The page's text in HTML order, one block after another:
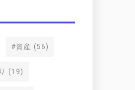
#資産 (56)
(19)